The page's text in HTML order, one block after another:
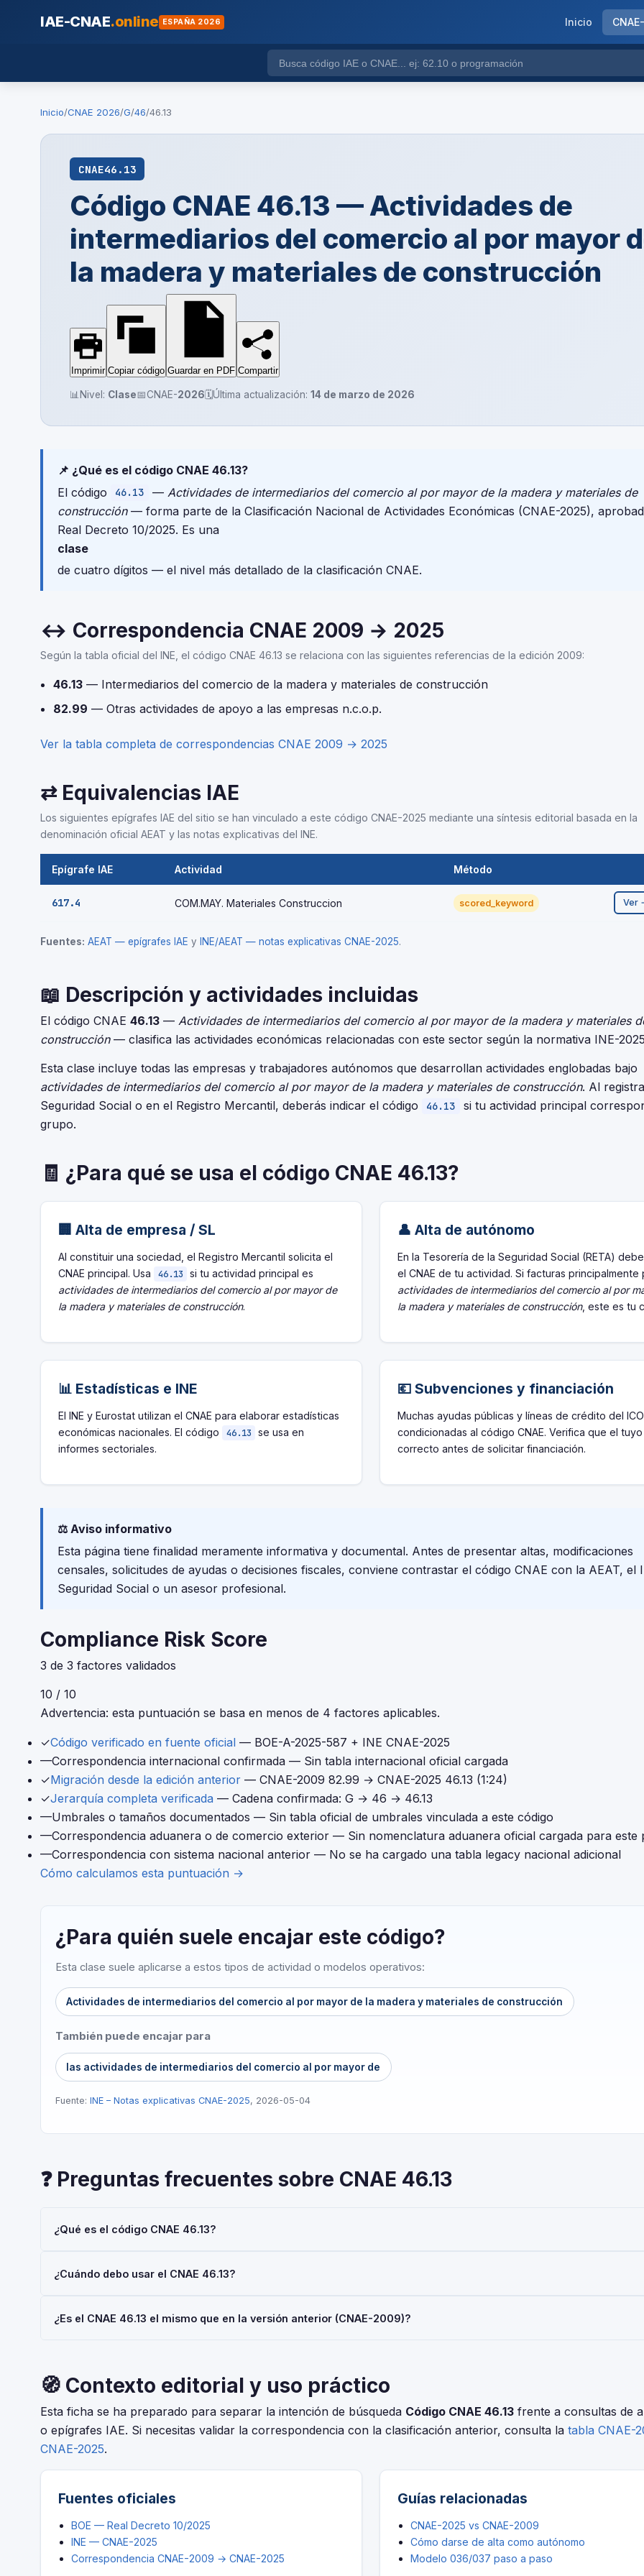
IAE-CNAE.online ESPAÑA 2026 Inicio
Inicio/CNAE 2026/G/46/46.13
CNAE46.13
Código CNAE 46.13 — Actividades de
intermediarios del comercio al por mayor
la madera y materiales de construcción
Imprimir Copiar código Guardar en PDF Compartir
📊 Nivel: Clase📅CNAE-2026🗓️Última actualización: 14 de marzo de 2026
📌 ¿Qué es el código CNAE 46.13?
El código
46.13 — Actividades de intermediarios del comercio al por mayor de la madera y materiales de
construcción— forma parte de la Clasificación Nacional de Actividades Económicas (CNAE-2025),
Real Decreto 10/2025. Es una
clase
de cuatro dígitos — el nivel más detallado de la clasificación CNAE.
↔ Correspondencia CNAE 2009 → 2025
Según la tabla oficial del INE, el código CNAE 46.13 se relaciona con las siguientes referencias de la edición 2009:
46.13— Intermediarios del comercio de la madera y materiales de construcción
82.99 — Otras actividades de apoyo a las empresas n.c.o.p.
Ver la tabla completa de correspondencias CNAE 2009 → 2025
⇄ Equivalencias IAE
Los siguientes epígrafes IAE del sitio se han vinculado a este código CNAE-2025 mediante una síntesis editorial basada en la
denominación oficial AEAT y las notas explicativas del INE.
Epígrafe IAE Actividad Método
617.4 COM.MAY. Materiales Construccion scored_keyword Ver
Fuentes: AEAT — epígrafes IAE y INE/AEAT — notas explicativas CNAE-2025.
📖 Descripción y actividades incluidas
El código CNAE 46.13 — Actividades de intermediarios del comercio al por mayor de la madera y materiales
construcción— clasifica las actividades económicas relacionadas con este sector según la normativa INE-
Esta clase incluye todas las empresas y trabajadores autónomos que desarrollan actividades englobadas bajo
actividades de intermediarios del comercio al por mayor de la madera y materiales de construcción. Al
Seguridad Social o en el Registro Mercantil, deberás indicar el código
46.13
si tu actividad principal
grupo.
🧾 ¿Para qué se usa el código CNAE 46.13?
🏢 Alta de empresa / SL
Al constituir una sociedad, el Registro Mercantil solicita el
CNAE principal. Usa
46.13 si tu actividad principal es
actividades de intermediarios del comercio al por mayor de
la madera y materiales de construcción.
👤 Alta de autónomo
En la Tesorería de la Seguridad Social (RETA)
el CNAE de tu actividad. Si facturas principalmente
actividades de intermediarios del comercio al por
la madera y materiales de construcción, este es tu
📊 Estadísticas e INE
El INE y Eurostat utilizan el CNAE para elaborar estadísticas
económicas nacionales. El código
46.13 se usa en
informes sectoriales.
💶 Subvenciones y financiación
Muchas ayudas públicas y líneas de crédito del
condicionadas al código CNAE. Verifica que el tuyo
correcto antes de solicitar financiación.
⚖️ Aviso informativo
Esta página tiene finalidad meramente informativa y documental. Antes de presentar altas, modificaciones
censales, solicitudes de ayudas o decisiones fiscales, conviene contrastar el código CNAE con la AEAT, el
Seguridad Social o un asesor profesional.
Compliance Risk Score
3 de 3 factores validados
10 / 10
Advertencia: esta puntuación se basa en menos de 4 factores aplicables.
✓Código verificado en fuente oficial — BOE-A-2025-587 + INE CNAE-2025
—Correspondencia internacional confirmada — Sin tabla internacional oficial cargada
✓Migración desde la edición anterior — CNAE-2009 82.99 → CNAE-2025 46.13 (1:24)
✓Jerarquía completa verificada — Cadena confirmada: G → 46 → 46.13
—Umbrales o tamaños documentados — Sin tabla oficial de umbrales vinculada a este código
—Correspondencia aduanera o de comercio exterior — Sin nomenclatura aduanera oficial cargada para este
—Correspondencia con sistema nacional anterior — No se ha cargado una tabla legacy nacional adicional
Cómo calculamos esta puntuación →
¿Para quién suele encajar este código?
Esta clase suele aplicarse a estos tipos de actividad o modelos operativos:
Actividades de intermediarios del comercio al por mayor de la madera y materiales de construcción
También puede encajar para
las actividades de intermediarios del comercio al por mayor de
Fuente: INE – Notas explicativas CNAE-2025, 2026-05-04
❓ Preguntas frecuentes sobre CNAE 46.13
¿Qué es el código CNAE 46.13?
construcción', según la Clasificación Nacional de Actividades Económicas 2025 (CNAE-2025), aprobada por Real Decreto
¿Cuándo debo usar el CNAE 46.13?
materiales de construcción'. Deberás indicarlo al darte de alta en la Seguridad Social (RETA), al registrar una sociedad en
¿Es el CNAE 46.13 el mismo que en la versión anterior (CNAE-2009)?
🧭 Contexto editorial y uso práctico
Esta ficha se ha preparado para separar la intención de búsqueda Código CNAE 46.13 frente a consultas de
o epígrafes IAE. Si necesitas validar la correspondencia con la clasificación anterior, consulta la tabla CNAE-
CNAE-2025.
Fuentes oficiales
BOE — Real Decreto 10/2025
INE — CNAE-2025
Correspondencia CNAE-2009 → CNAE-2025
Guías relacionadas
CNAE-2025 vs CNAE-2009
Cómo darse de alta como autónomo
Modelo 036/037 paso a paso